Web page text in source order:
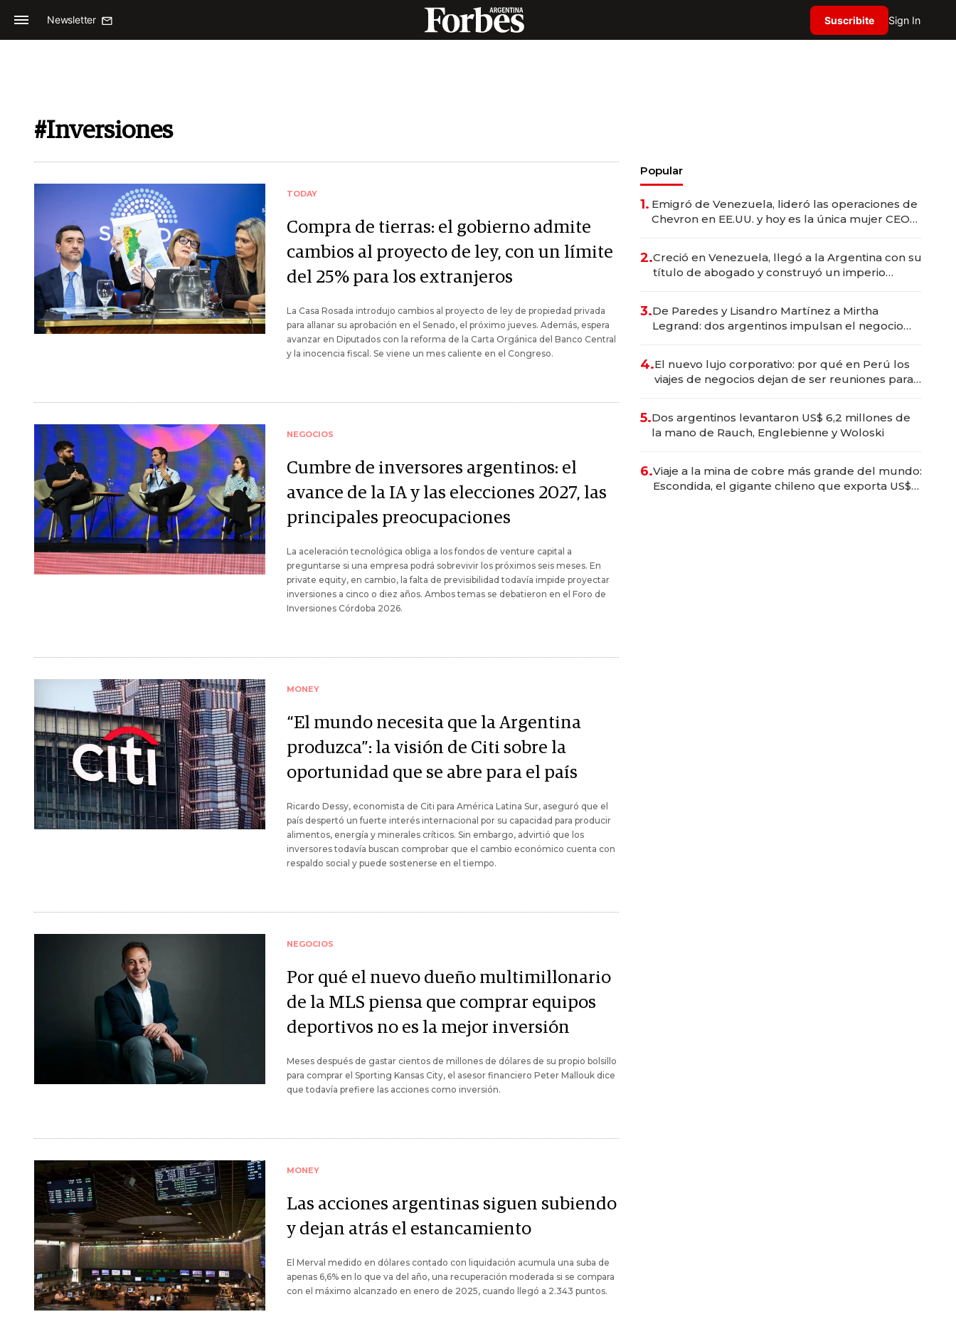
Newsletter Suscribite Sign In
#Inversiones
TODAY
Compra de tierras: el gobierno admite
cambios al proyecto de ley, con un límite
del 25% para los extranjeros
La Casa Rosada introdujo cambios al proyecto de ley de propiedad privada
para allanar su aprobación en el Senado, el próximo jueves. Además, espera
avanzar en Diputados con la reforma de la Carta Orgánica del Banco Central
y la inocencia fiscal. Se viene un mes caliente en el Congreso.
NEGOCIOS
Cumbre de inversores argentinos: el
avance de la IA y las elecciones 2027, las
principales preocupaciones
La aceleración tecnológica obliga a los fondos de venture capital a
preguntarse si una empresa podrá sobrevivir los próximos seis meses. En
private equity, en cambio, la falta de previsibilidad todavía impide proyectar
inversiones a cinco o diez años. Ambos temas se debatieron en el Foro de
Inversiones Córdoba 2026.
MONEY
“El mundo necesita que la Argentina
produzca”: la visión de Citi sobre la
oportunidad que se abre para el país
Ricardo Dessy, economista de Citi para América Latina Sur, aseguró que el
país despertó un fuerte interés internacional por su capacidad para producir
alimentos, energía y minerales críticos. Sin embargo, advirtió que los
inversores todavía buscan comprobar que el cambio económico cuenta con
respaldo social y puede sostenerse en el tiempo.
NEGOCIOS
Por qué el nuevo dueño multimillonario
de la MLS piensa que comprar equipos
deportivos no es la mejor inversión
Meses después de gastar cientos de millones de dólares de su propio bolsillo
para comprar el Sporting Kansas City, el asesor financiero Peter Mallouk dice
que todavía prefiere las acciones como inversión.
MONEY
Las acciones argentinas siguen subiendo
y dejan atrás el estancamiento
El Merval medido en dólares contado con liquidación acumula una suba de
apenas 6,6% en lo que va del año, una recuperación moderada si se compara
con el máximo alcanzado en enero de 2025, cuando llegó a 2.343 puntos.
Popular
1. Emigró de Venezuela, lideró las operaciones de
Chevron en EE.UU. y hoy es la única mujer CEO
2.Creció en Venezuela, llegó a la Argentina con su
título de abogado y construyó un imperio
3.De Paredes y Lisandro Martínez a Mirtha
Legrand: dos argentinos impulsan el negocio
4.El nuevo lujo corporativo: por qué en Perú los
viajes de negocios dejan de ser reuniones para
5.Dos argentinos levantaron US$ 6,2 millones de
la mano de Rauch, Englebienne y Woloski
6.Viaje a la mina de cobre más grande del mundo:
Escondida, el gigante chileno que exporta US$